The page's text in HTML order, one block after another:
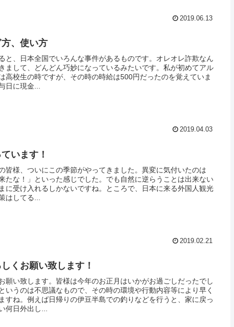
2019.06.13
、使い方
と、日本全国でいろんな事件があるものです。オレオレ詐欺なん
まして、どんどん巧妙になっているみたいです。私が初めてアル
高校生の時ですが、その時の時給は500円だったのを覚えていま
日に現金...
2019.04.03
います！
皆様、ついにこの季節がやってきました。異変に気付いたのは
たな！」といった感じでした。でも自然に逆らうことは出来ない
に受け入れるしかないですね。ところで、日本に来る外国人観光
はしてる...
2019.02.21
くお願い致します！
願い致します。皆様は今年のお正月はいかがお過ごしだったでし
いうのは不思議なもので、その時の環境や行動内容等により早く
すね。例えば日帰りの伊豆半島での釣りなどを行うと、家に戻っ
何日外出し...